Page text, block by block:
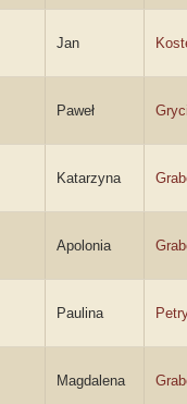
Jan
Paweł
Katarzyna
Apolonia
Paulina
Magdalena